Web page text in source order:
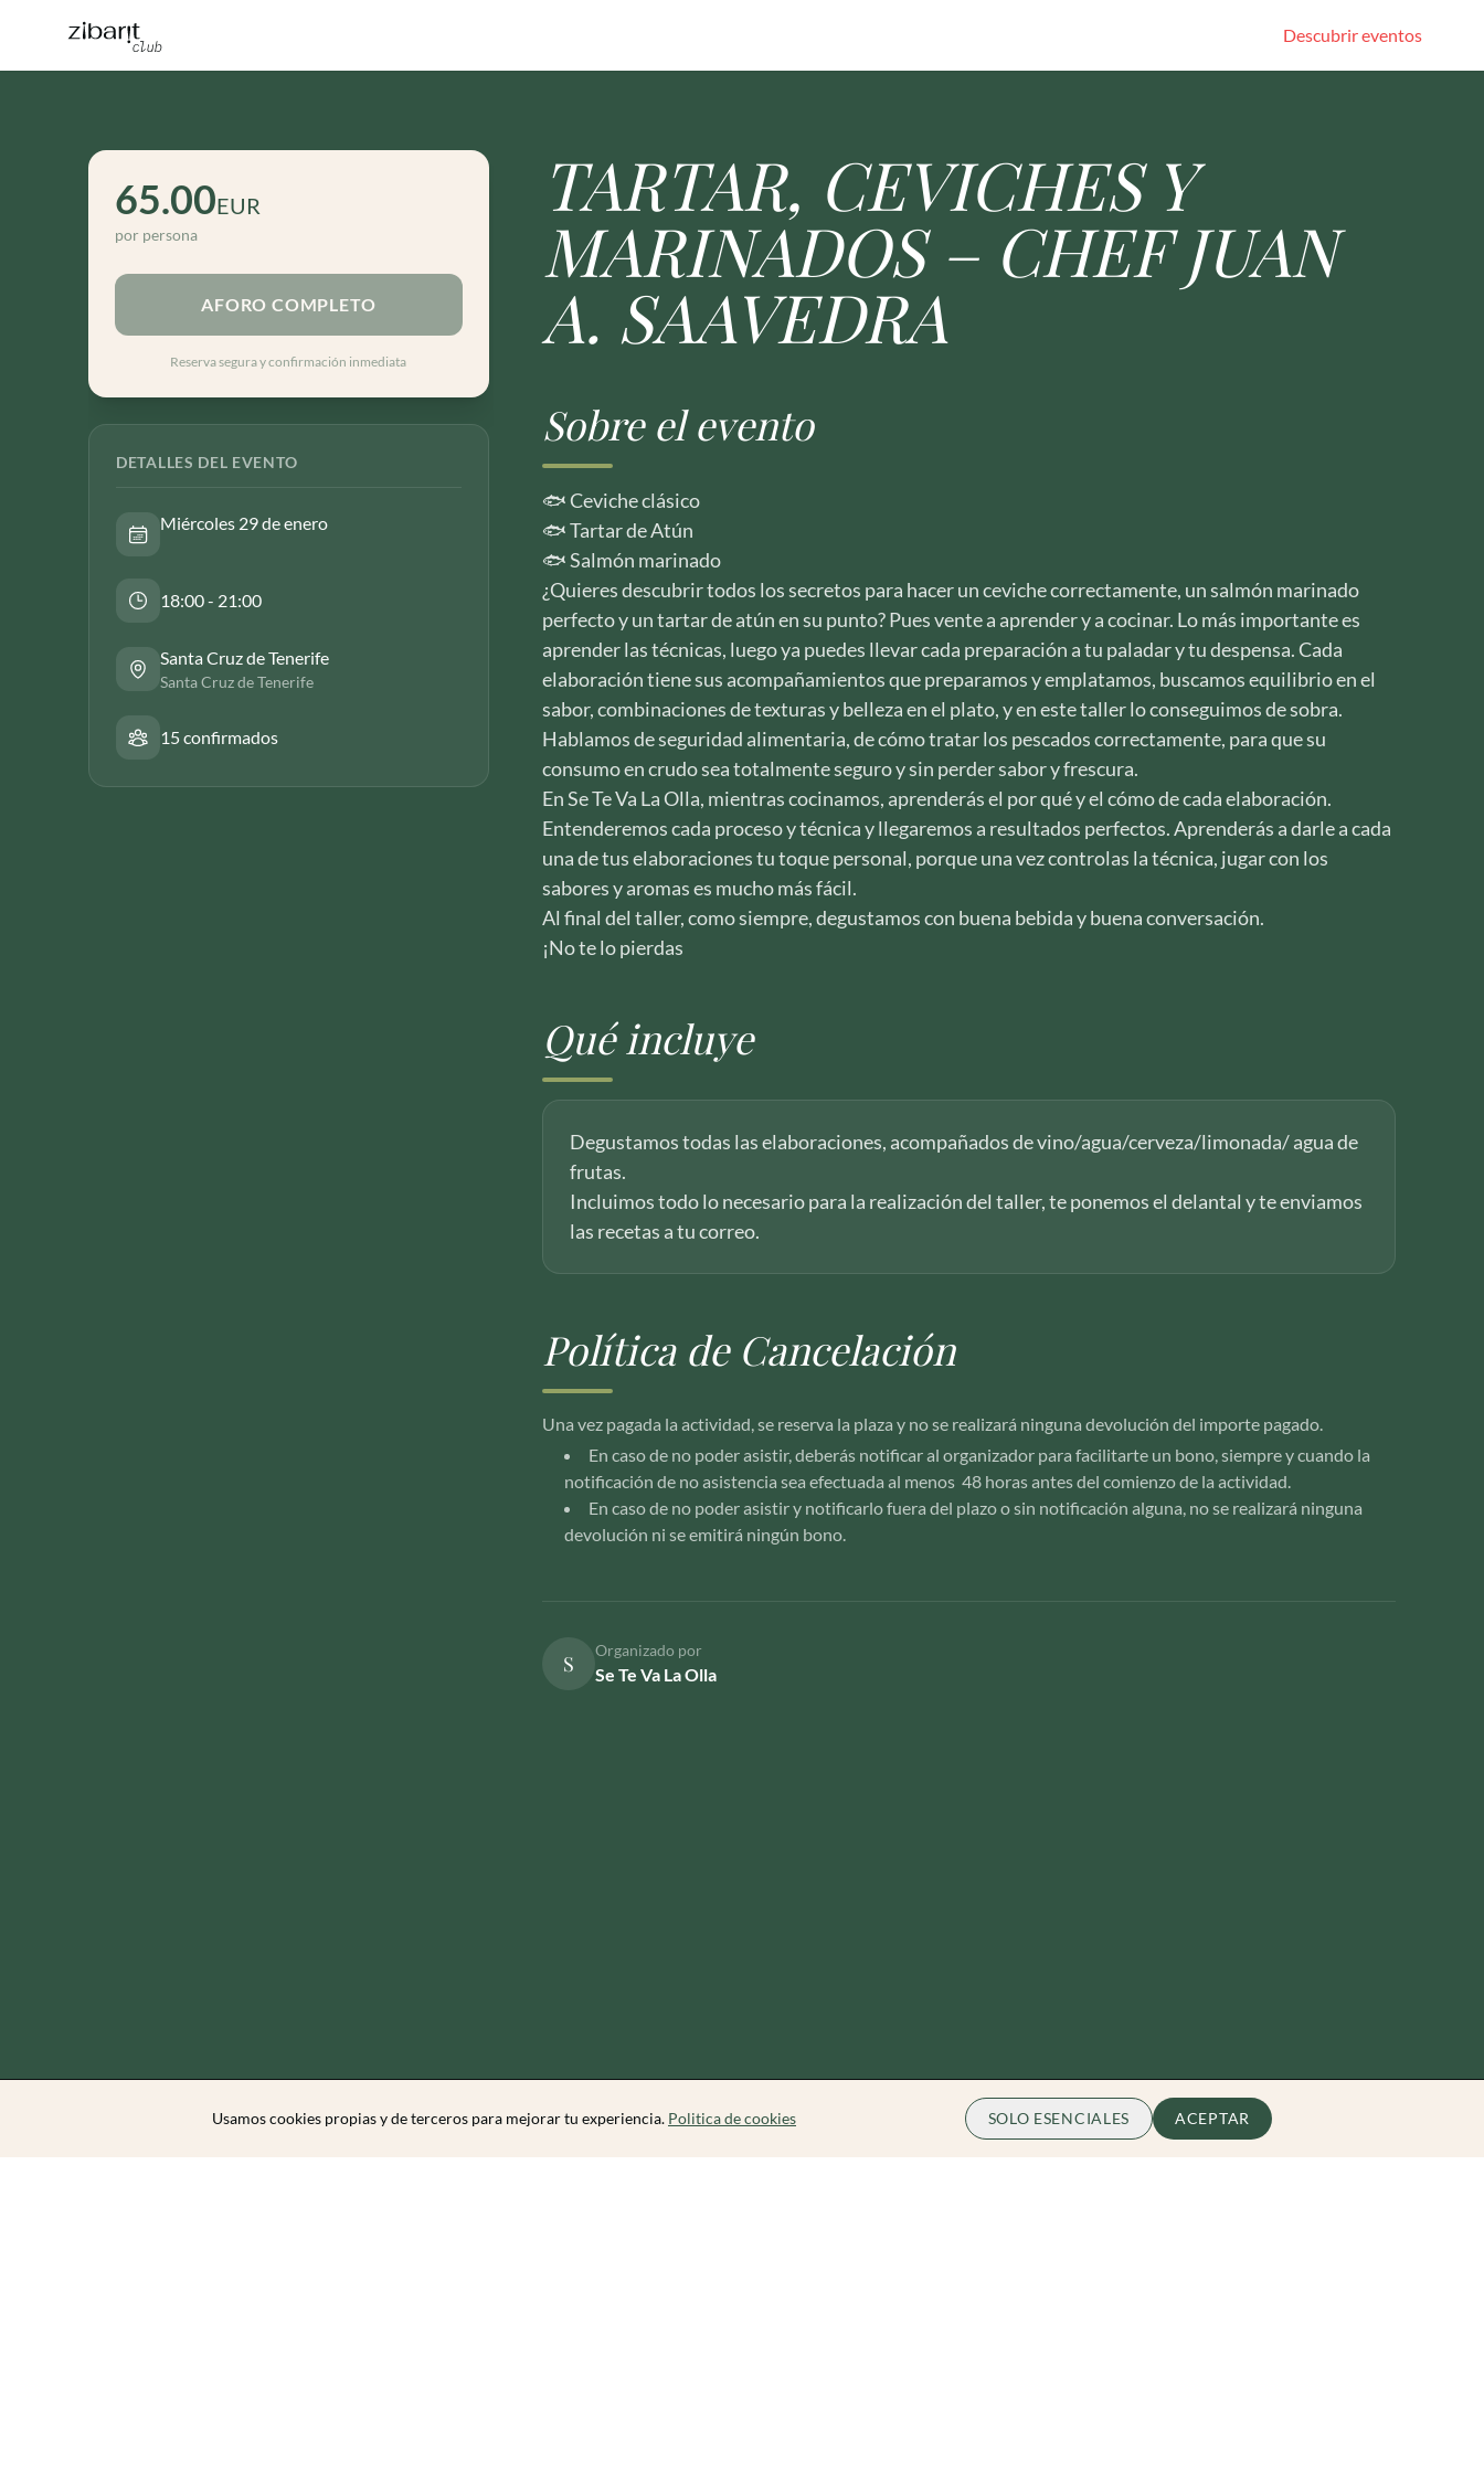
Descubrir eventos
65.00EUR
por persona
AFORO COMPLETO
Reserva segura y confirmación inmediata
DETALLES DEL EVENTO
Miércoles 29 de enero
18:00 - 21:00
Santa Cruz de Tenerife
Santa Cruz de Tenerife
15 confirmados
TARTAR, CEVICHES Y
MARINADOS – CHEF JUAN
A. SAAVEDRA
Sobre el evento
🐟 Ceviche clásico
🐟 Tartar de Atún
🐟 Salmón marinado
¿Quieres descubrir todos los secretos para hacer un ceviche correctamente, un salmón marinado
perfecto y un tartar de atún en su punto? Pues vente a aprender y a cocinar. Lo más importante es
aprender las técnicas, luego ya puedes llevar cada preparación a tu paladar y tu despensa. Cada
elaboración tiene sus acompañamientos que preparamos y emplatamos, buscamos equilibrio en el
sabor, combinaciones de texturas y belleza en el plato, y en este taller lo conseguimos de sobra.
Hablamos de seguridad alimentaria, de cómo tratar los pescados correctamente, para que su
consumo en crudo sea totalmente seguro y sin perder sabor y frescura.
En Se Te Va La Olla, mientras cocinamos, aprenderás el por qué y el cómo de cada elaboración.
Entenderemos cada proceso y técnica y llegaremos a resultados perfectos. Aprenderás a darle a cada
una de tus elaboraciones tu toque personal, porque una vez controlas la técnica, jugar con los
sabores y aromas es mucho más fácil.
Al final del taller, como siempre, degustamos con buena bebida y buena conversación.
¡No te lo pierdas
Qué incluye
Degustamos todas las elaboraciones, acompañados de vino/agua/cerveza/limonada/ agua de
frutas.
Incluimos todo lo necesario para la realización del taller, te ponemos el delantal y te enviamos
las recetas a tu correo.
Política de Cancelación
Una vez pagada la actividad, se reserva la plaza y no se realizará ninguna devolución del importe pagado.
En caso de no poder asistir, deberás notificar al organizador para facilitarte un bono, siempre y cuando la
notificación de no asistencia sea efectuada al menos 48 horas antes del comienzo de la actividad.
En caso de no poder asistir y notificarlo fuera del plazo o sin notificación alguna, no se realizará ninguna
devolución ni se emitirá ningún bono.
S
Organizado por
Se Te Va La Olla
Usamos cookies propias y de terceros para mejorar tu experiencia. Politica de cookies SOLO ESENCIALES ACEPTAR